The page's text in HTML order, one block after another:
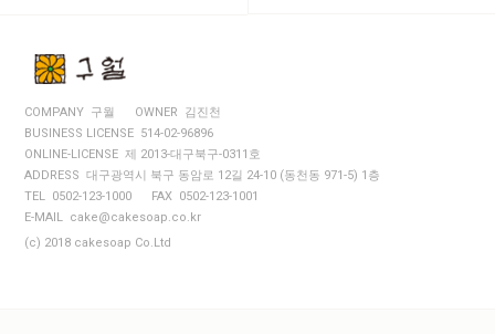
COMPANY 구월
OWNER 김진천
BUSINESS LICENSE 514-02-96896
ONLINE-LICENSE 제 2013-대구북구-0311호
ADDRESS 대구광역시 북구 동암로 12길 24-10 (동천동 971-5) 1층
TEL 0502-123-1000
FAX 0502-123-1001
E-MAIL cake@cakesoap.co.kr
(c) 2018 cakesoap Co.Ltd